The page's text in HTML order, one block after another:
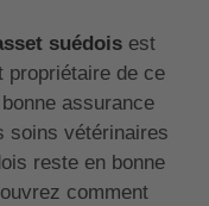
suédois est
propriétaire de ce
assurance
soins vétérinaires
reste en bonne
comment